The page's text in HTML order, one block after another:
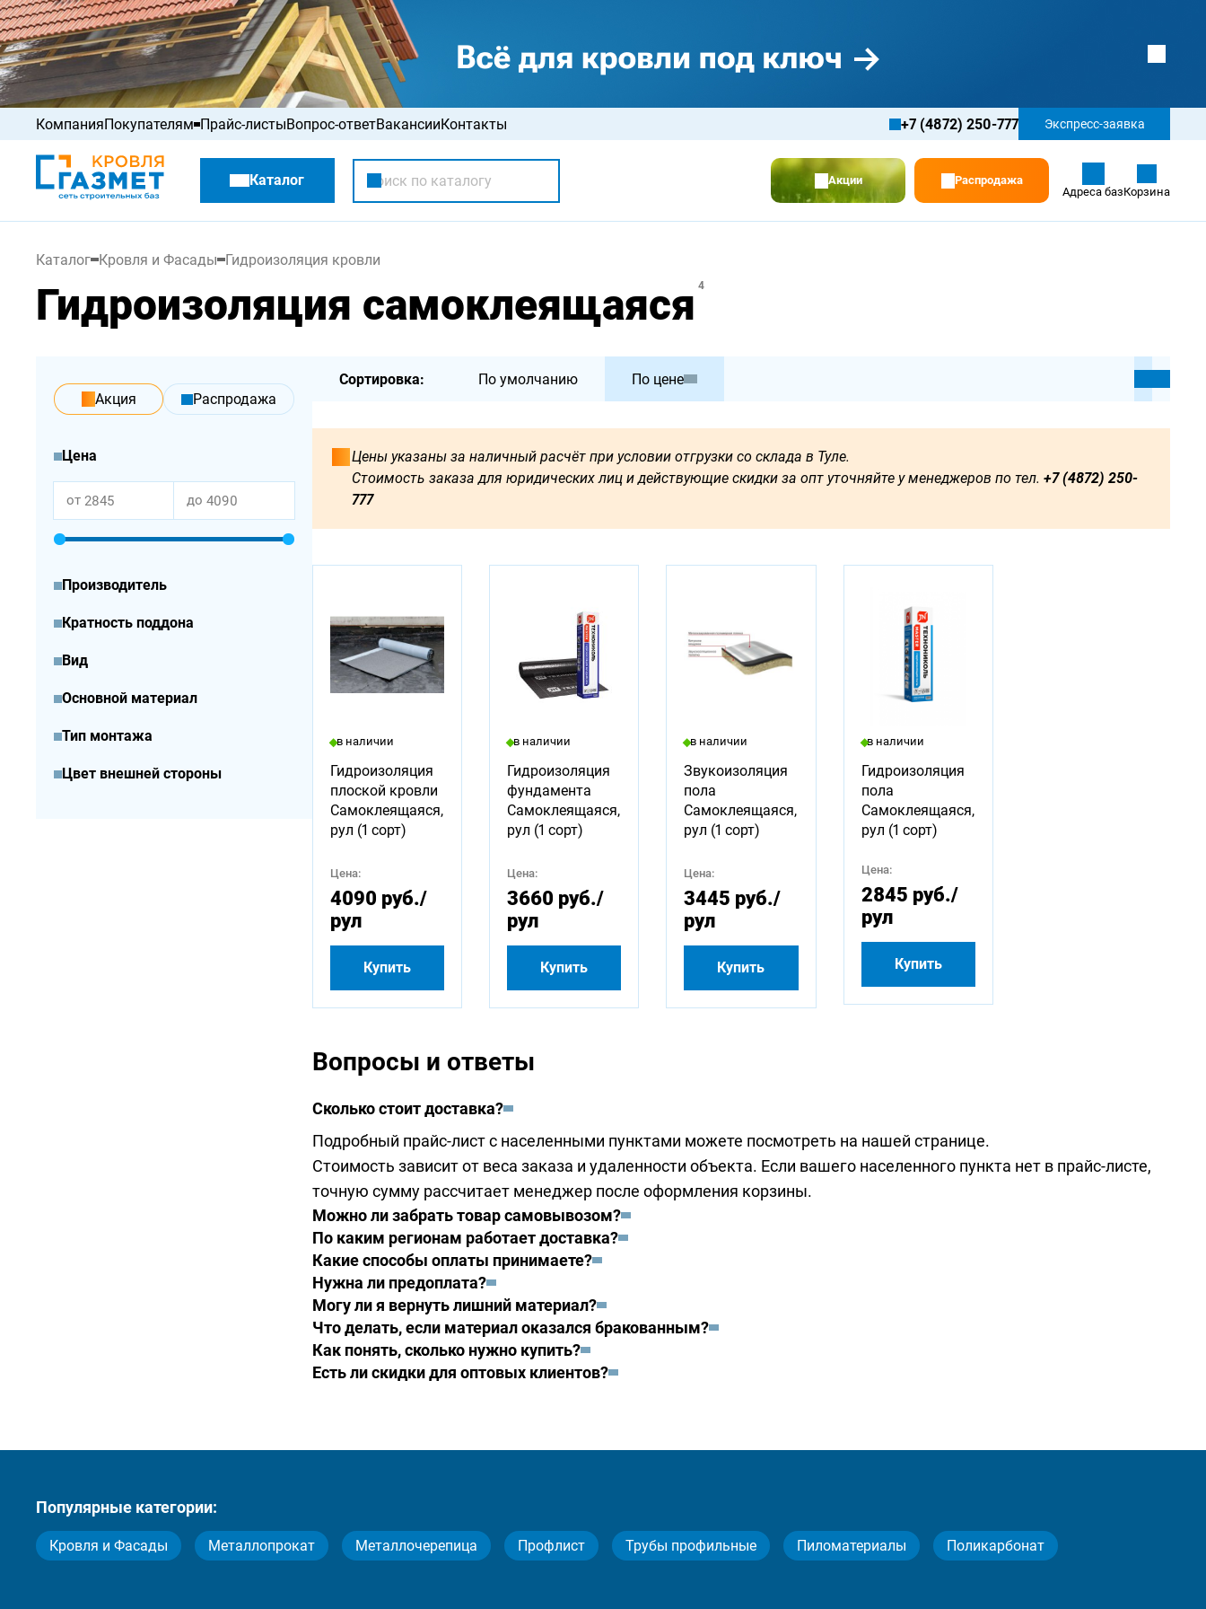
КомпанияПокупателям
Акции
Распродажа
Прайс-листыВопрос-ответВакансииКонтакты +7 (4872) 250-777 Экспресс-заявка
Каталог Акции
Распродажа
Адреса базКорзина
Каталог Кровля и Фасады Гидроизоляция кровли
Гидроизоляция самоклеящаяся 4
акция Распродажа
Цена
от до
Производитель
Кратность поддона
Вид
Основной материал
Тип монтажа
Цвет внешней стороны
Сортировка: По умолчанию По цене
Цены указаны за наличный расчёт при условии отгрузки со склада в Туле.
Стоимость заказа для юридических лиц и действующие скидки за опт уточняйте у менеджеров по тел. +7 (4872) 250-
777
в наличии
Гидроизоляция
плоской кровли
Самоклеящаяся,
рул (1 сорт)
Цена:
4090 руб./
рул
Купить
в наличии
Гидроизоляция
фундамента
Самоклеящаяся,
рул (1 сорт)
Цена:
3660 руб./
рул
Купить
в наличии
Звукоизоляция
пола
Самоклеящаяся,
рул (1 сорт)
Цена:
3445 руб./
рул
Купить
в наличии
Гидроизоляция
пола
Самоклеящаяся,
рул (1 сорт)
Цена:
2845 руб./
рул
Купить
Вопросы и ответы
Сколько стоит доставка?
Подробный прайс-лист с населенными пунктами можете посмотреть на нашей странице.
Стоимость зависит от веса заказа и удаленности объекта. Если вашего населенного пункта нет в прайс-листе,
точную сумму рассчитает менеджер после оформления корзины.
Можно ли забрать товар самовывозом?
По каким регионам работает доставка?
Какие способы оплаты принимаете?
Нужна ли предоплата?
Могу ли я вернуть лишний материал?
Что делать, если материал оказался бракованным?
Как понять, сколько нужно купить?
Есть ли скидки для оптовых клиентов?
Популярные категории:
Кровля и Фасады Металлопрокат Металлочерепица Профлист Трубы профильные Пиломатериалы Поликарбонат